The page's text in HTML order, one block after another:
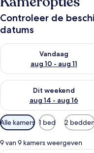
Controleer de
datums
Vandaag
aug 10 - aug 11
De beschikbaarheid
Dit weekend
aug 14 - aug 16
De beschikbaarheid
Beschikbare
filters
voor
kamers
Alle kamers 1 bed 2
9 van 9 kamers weergeven